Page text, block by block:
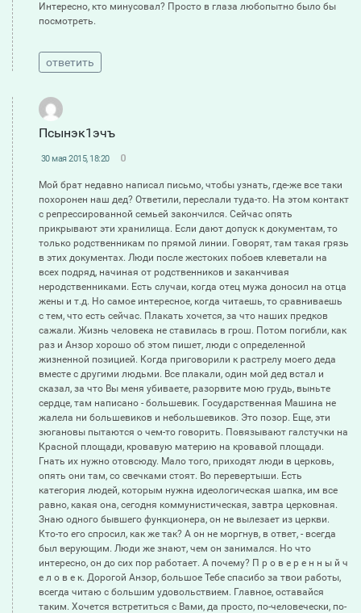
Интересно, кто минусовал? Просто в глаза любопытно было бы
посмотреть.
ответить
Псынэк1эчъ
30 мая 2015, 18:20 0
Мой брат недавно написал письмо, чтобы узнать, где-же все таки
похоронен наш дед? Ответили, переслали туда-то. На этом контакт
с репрессированной семьей закончился. Сейчас опять
прикрывают эти хранилища. Если дают допуск к документам, то
только родственникам по прямой линии. Говорят, там такая грязь
в этих документах. Люди после жестоких побоев клеветали на
всех подряд, начиная от родственников и заканчивая
неродственниками. Есть случаи, когда отец мужа доносил на отца
жены и т.д. Но самое интересное, когда читаешь, то сравниваешь
с тем, что есть сейчас. Плакать хочется, за что наших предков
сажали. Жизнь человека не ставилась в грош. Потом погибли, как
раз и Анзор хорошо об этом пишет, люди с определенной
жизненной позицией. Когда приговорили к растрелу моего деда
вместе с другими людьми. Все плакали, один мой дед встал и
сказал, за что Вы меня убиваете, разорвите мою грудь, выньте
сердце, там написано - большевик. Государственная Машина не
жалела ни большевиков и небольшевиков. Это позор. Еще, эти
зюгановы пытаются о чем-то говорить. Повязывают галстучки на
Красной площади, кровавую материю на кровавой площади.
Гнать их нужно отовсюду. Мало того, приходят люди в церковь,
опять они там, со свечками стоят. Во перевертыши. Есть
категория людей, которым нужна идеологическая шапка, им все
равно, какая она, сегодня коммунистическая, завтра церковная.
Знаю одного бывшего функционера, он не вылезает из церкви.
Кто-то его спросил, как же так? А он не моргнув, в ответ, - всегда
был верующим. Люди же знают, чем он занимался. Но что
интересно, он до сих пор работает. А почему? П р о в е р е н н ы й ч
е л о в е к. Дорогой Анзор, большое Тебе спасибо за твои работы,
всегда читаю с большим удовольствием. Главное, оставайся
таким. Хочется встретиться с Вами, да просто, по-человечески, по-